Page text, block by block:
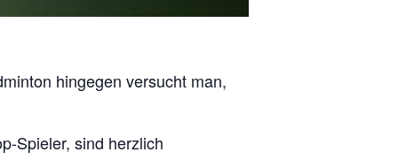
hingegen versucht man,
Spieler, sind herzlich